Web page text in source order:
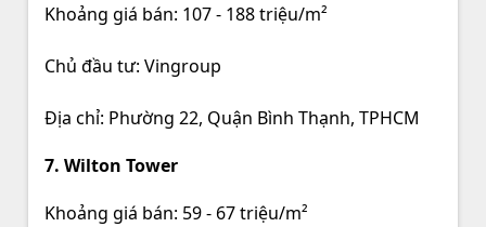
Khoảng giá bán: 107 - 188 triệu/m²
Chủ đầu tư: Vingroup
Địa chỉ: Phường 22, Quận Bình Thạnh, TPHCM
7. Wilton Tower
Khoảng giá bán: 59 - 67 triệu/m²